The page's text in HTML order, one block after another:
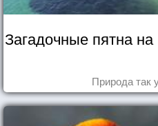
Загадочные пятна
Природа так